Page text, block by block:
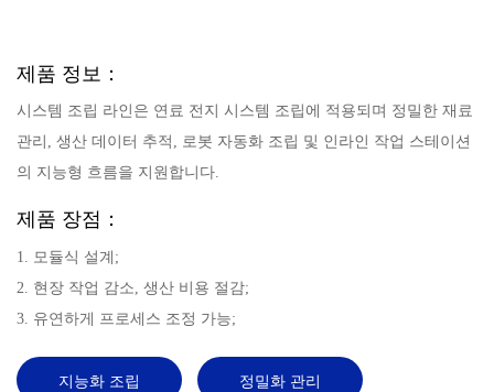
제품 정보：
시스템 조립 라인은 연료 전지 시스템 조립에 적용되며 정밀한 재료
관리, 생산 데이터 추적, 로봇 자동화 조립 및 인라인 작업 스테이션
의 지능형 흐름을 지원합니다.
제품 장점：
1. 모듈식 설계;
2. 현장 작업 감소, 생산 비용 절감;
3. 유연하게 프로세스 조정 가능;
지능화 조립 정밀화 관리